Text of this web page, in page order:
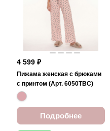
4 599 ₽
Пижама женская с брюками
с принтом (Арт. 6050TBC)
Подробнее